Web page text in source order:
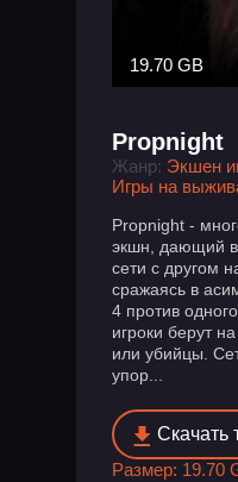
19.70 GB
Propnight
Жанр: Экшен
Игры на
Propnight -
экшн, дающий
сети с другом
сражаясь в
4 против
игроки берут
или убийцы.
упор...
Скачать
Размер: 19.70